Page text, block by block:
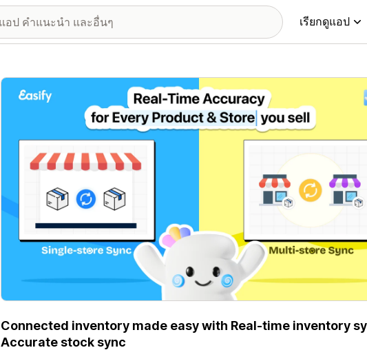
เรียกดูแอป
แกลเลอรีรูปภาพที่แสดง
Connected inventory made easy with Real-time inventory
Accurate stock sync